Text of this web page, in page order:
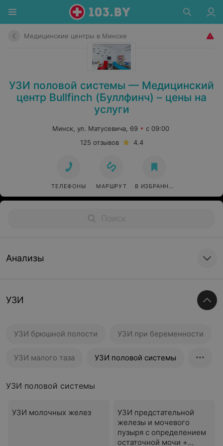
Медицинские центры в Минске
УЗИ половой системы — Медицинский
центр Bullfinch (Буллфинч) – цены на
услуги
Минск, ул. Матусевича, 69
с 09:00
125 отзывов
4.4
ТЕЛЕФОНЫ МАРШРУТ В ИЗБРАННОЕ
Анализы
УЗИ
УЗИ брюшной полости УЗИ при беременности
УЗИ малого таза УЗИ половой системы
УЗИ половой системы
УЗИ молочных желез
УЗИ предстательной
железы и мочевого
пузыря с определением
остаточной мочи +